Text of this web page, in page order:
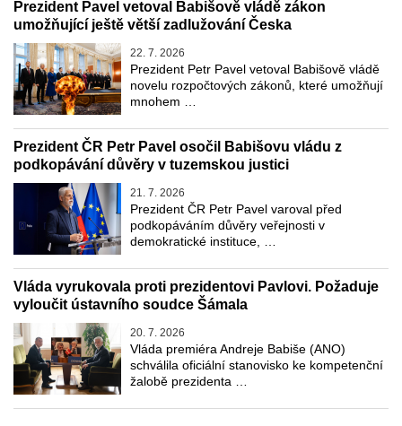
Prezident Pavel vetoval Babišově vládě zákon
umožňující ještě větší zadlužování Česka
22. 7. 2026
Prezident Petr Pavel vetoval Babišově vládě
novelu rozpočtových zákonů, které umožňují
mnohem …
Prezident ČR Petr Pavel osočil Babišovu vládu z
podkopávání důvěry v tuzemskou justici
21. 7. 2026
Prezident ČR Petr Pavel varoval před
podkopáváním důvěry veřejnosti v
demokratické instituce, …
Vláda vyrukovala proti prezidentovi Pavlovi. Požaduje
vyloučit ústavního soudce Šámala
20. 7. 2026
Vláda premiéra Andreje Babiše (ANO)
schválila oficiální stanovisko ke kompetenční
žalobě prezidenta …